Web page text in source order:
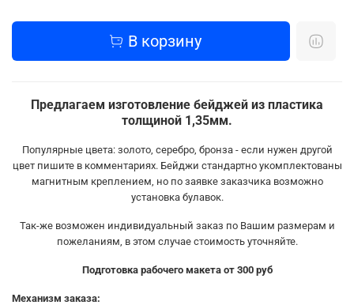
В корзину
Предлагаем изготовление бейджей из пластика
толщиной 1,35мм.
Популярные цвета: золото, серебро, бронза - если нужен другой
цвет пишите в комментариях. Бейджи стандартно укомплектованы
магнитным креплением, но по заявке заказчика возможно
установка булавок.
Так-же возможен индивидуальный заказ по Вашим размерам и
пожеланиям, в этом случае стоимость уточняйте.
Подготовка рабочего макета от 300 руб
Механизм заказа: